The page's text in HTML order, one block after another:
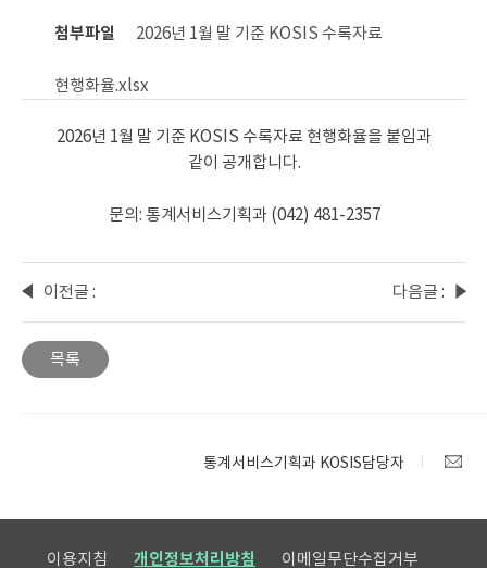
첨부파일 2026년 1월 말 기준 KOSIS 수록자료
현행화율.xlsx
2026년 1월 말 기준 KOSIS 수록자료 현행화율을 붙임과
같이 공개합니다.
문의: 통계서비스기획과 (042) 481-2357
이전글 :
공공부
문
일자리
다음글 :
2026년
항 안내
목록
통계서비스기획과 KOSIS담당자
이용지침 개인정보처리방침 이메일무단수집거부